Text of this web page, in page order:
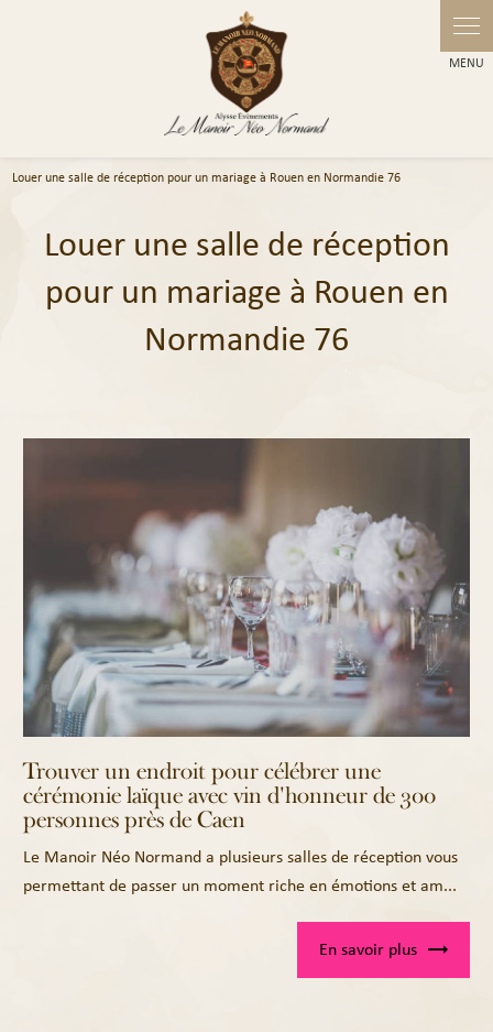
Louer une salle de réception pour un mariage à Rouen en Normandie 76
Louer une salle de réception
pour un mariage à Rouen en
Normandie 76
Trouver un endroit pour célébrer une
cérémonie laïque avec vin d'honneur de 300
personnes près de Caen
Le Manoir Néo Normand a plusieurs salles de réception vous
permettant de passer un moment riche en émotions et am...
En savoir plus